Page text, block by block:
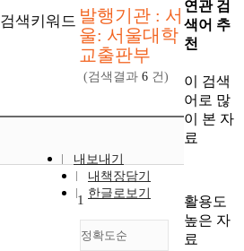
검색키워드 발행기관 : 서
울: 서울대학
교출판부
(검색결과 6 건)
내보내기
내책장담기
한글로보기
정확도순
1
연관 검
색어 추
천
이 검색
어로 많
이 본 자
료
활용도
높은 자
료